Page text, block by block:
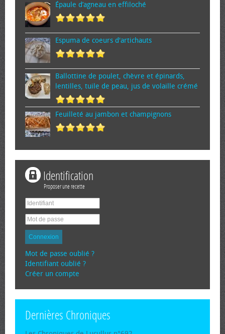
Épaule d’agneau en effiloché
Espuma de cœurs d'artichauts
Ballottine de poulet, chèvre et épinards,
lentilles, tuile de peau, jus de volaille crémé
Feuilleté au jambon et champignons
Identification
Proposer une recette
Connexion
Mot de passe oublié ?
Identifiant oublié ?
Créer un compte
Dernières Chroniques